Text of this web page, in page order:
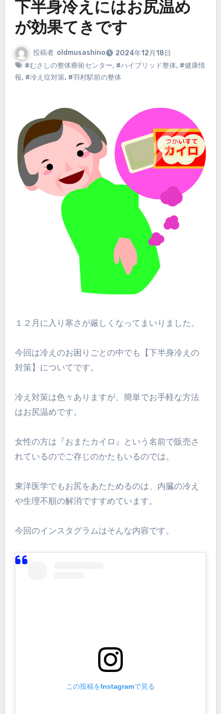
下半身冷えにはお尻温め
が効果てきです
投稿者 oldmusashino
2024年12月18日
#むさしの整体療術センター, #ハイブリッド整体, #健康情
報, #冷え症対策, #羽村駅前の整体
１２月に入り寒さが厳しくなってまいりました。
今回は冷えのお困りごとの中でも【下半身冷えの
対策】についてです。
冷え対策は色々ありますが、簡単でお手軽な方法
はお尻温めです。
女性の方は『おまたカイロ』という名前で販売さ
れているのでご存じのかたもいるのでは。
東洋医学でもお尻をあたためるのは、内臓の冷え
や生理不順の解消ですすめています。
今回のインスタグラムはそんな内容です。
この投稿をInstagramで見る